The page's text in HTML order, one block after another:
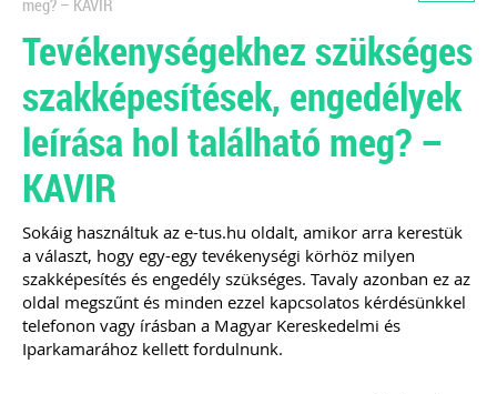
Webáruházak és e-
kereskedelem működése a
gyakorlatban
Webshop üzemeltetőknek és
ÁLTALÁNOS TUDNIVALÓK, HASZNOS
TIPPEK, TANÁCSOK
WEBÁRUHÁZAT INDÍTÓK ÉS
ÜZEMELTETŐK RÉSZÉRE
Webshop a könyvelésben -
specialitások
meg? – KAVIR
Tevékenységekhez szükséges
szakképesítések, engedélyek
leírása hol található meg? –
KAVIR
Sokáig használtuk az e-tus.hu oldalt, amikor arra kerestük
a választ, hogy egy-egy tevékenységi körhöz milyen
szakképesítés és engedély szükséges. Tavaly azonban ez az
oldal megszűnt és minden ezzel kapcsolatos kérdésünkkel
telefonon vagy írásban a Magyar Kereskedelmi és
Iparkamarához kellett fordulnunk.